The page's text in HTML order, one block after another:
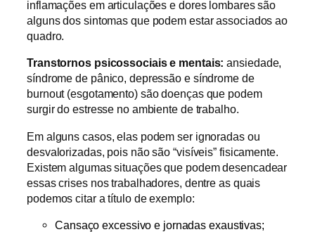
inflamações em articulações e dores lombares são
alguns dos sintomas que podem estar associados ao
quadro.
Transtornos psicossociais e mentais: ansiedade,
síndrome de pânico, depressão e síndrome de
burnout (esgotamento) são doenças que podem
surgir do estresse no ambiente de trabalho.
Em alguns casos, elas podem ser ignoradas ou
desvalorizadas, pois não são “visíveis” fisicamente.
Existem algumas situações que podem desencadear
essas crises nos trabalhadores, dentre as quais
podemos citar a título de exemplo:
Cansaço excessivo e jornadas exaustivas;